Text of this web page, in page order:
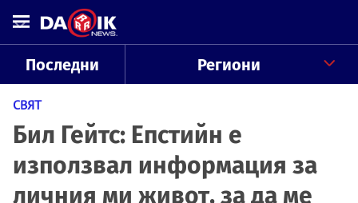
Последни Региони
СВЯТ
Бил Гейтс: Епстийн е
използвал информация за
личния ми живот, за да ме